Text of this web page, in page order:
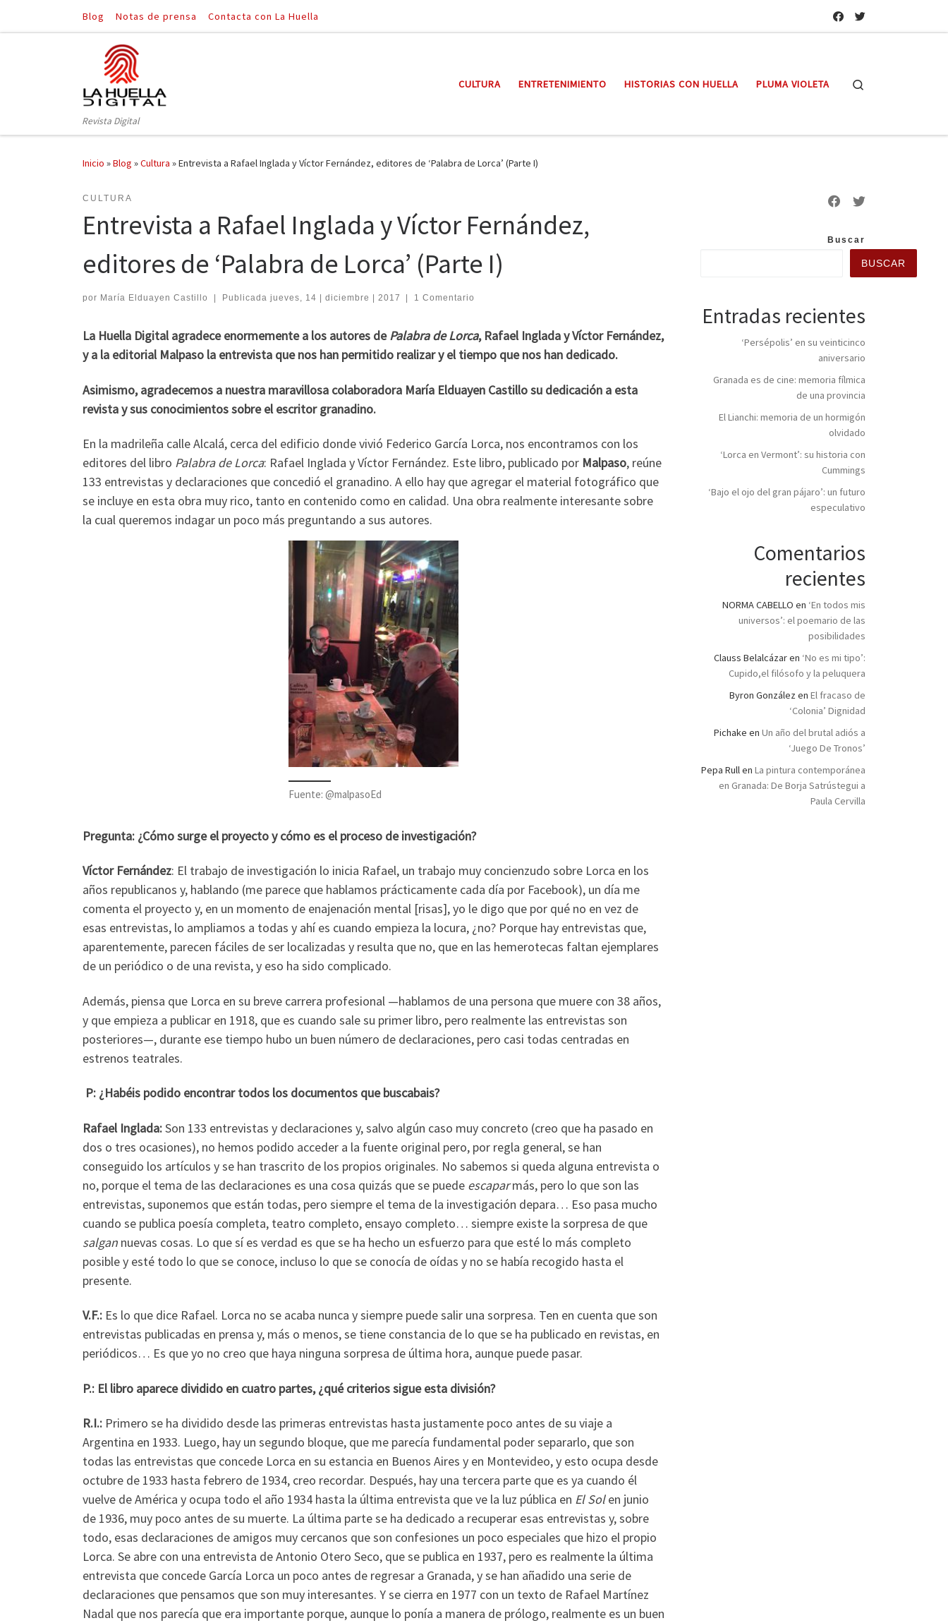
Saltar al contenido
Blog Notas de prensa Contacta con La Huella
Revista Digital
CULTURA ENTRETENIMIENTO HISTORIAS CON HUELLA PLUMA VIOLETA
Inicio »Blog »Cultura »Entrevista a Rafael Inglada y Víctor Fernández, editores de ‘Palabra de Lorca’ (Parte I)
CULTURA
Entrevista a Rafael Inglada y Víctor Fernández,
editores de ‘Palabra de Lorca’ (Parte I)
por María Elduayen Castillo Publicada jueves, 14 | diciembre | 2017 1 Comentario
La Huella Digital agradece enormemente a los autores dePalabra de Lorca, Rafael Inglada y Víctor Fernández,
y a la editorial Malpaso la entrevista que nos han permitido realizar y el tiempo que nos han dedicado.
Asimismo, agradecemos a nuestra maravillosa colaboradora María Elduayen Castillo su dedicación a esta
revista y sus conocimientos sobre el escritor granadino.
En la madrileña calle Alcalá, cerca del edificio donde vivió Federico García Lorca, nos encontramos con los
editores del libro Palabra de Lorca: Rafael Inglada y Víctor Fernández. Este libro, publicado por Malpaso, reúne
133 entrevistas y declaraciones que concedió el granadino. A ello hay que agregar el material fotográfico que
se incluye en esta obra muy rico, tanto en contenido como en calidad. Una obra realmente interesante sobre
la cual queremos indagar un poco más preguntando a sus autores.
Fuente: @malpasoEd
Pregunta: ¿Cómo surge el proyecto y cómo es el proceso de investigación?
Víctor Fernández: El trabajo de investigación lo inicia Rafael, un trabajo muy concienzudo sobre Lorca en los
años republicanos y, hablando (me parece que hablamos prácticamente cada día por Facebook), un día me
comenta el proyecto y, en un momento de enajenación mental [risas], yo le digo que por qué no en vez de
esas entrevistas, lo ampliamos a todas y ahí es cuando empieza la locura, ¿no? Porque hay entrevistas que,
aparentemente, parecen fáciles de ser localizadas y resulta que no, que en las hemerotecas faltan ejemplares
de un periódico o de una revista, y eso ha sido complicado.
Además, piensa que Lorca en su breve carrera profesional —hablamos de una persona que muere con 38 años,
y que empieza a publicar en 1918, que es cuando sale su primer libro, pero realmente las entrevistas son
posteriores—, durante ese tiempo hubo un buen número de declaraciones, pero casi todas centradas en
estrenos teatrales.
P: ¿Habéis podido encontrar todos los documentos que buscabais?
Rafael Inglada:Son 133 entrevistas y declaraciones y, salvo algún caso muy concreto (creo que ha pasado en
dos o tres ocasiones), no hemos podido acceder a la fuente original pero, por regla general, se han
conseguido los artículos y se han trascrito de los propios originales. No sabemos si queda alguna entrevista o
no, porque el tema de las declaraciones es una cosa quizás que se puede escaparmás, pero lo que son las
entrevistas, suponemos que están todas, pero siempre el tema de la investigación depara… Eso pasa mucho
cuando se publica poesía completa, teatro completo, ensayo completo… siempre existe la sorpresa de que
salgan nuevas cosas. Lo que sí es verdad es que se ha hecho un esfuerzo para que esté lo más completo
posible y esté todo lo que se conoce, incluso lo que se conocía de oídas y no se había recogido hasta el
presente.
V.F.: Es lo que dice Rafael. Lorca no se acaba nunca y siempre puede salir una sorpresa. Ten en cuenta que son
entrevistas publicadas en prensa y, más o menos, se tiene constancia de lo que se ha publicado en revistas, en
periódicos… Es que yo no creo que haya ninguna sorpresa de última hora, aunque puede pasar.
P.: El libro aparece dividido en cuatro partes, ¿qué criterios sigue esta división?
R.I.: Primero se ha dividido desde las primeras entrevistas hasta justamente poco antes de su viaje a
Argentina en 1933. Luego, hay un segundo bloque, que me parecía fundamental poder separarlo, que son
todas las entrevistas que concede Lorca en su estancia en Buenos Aires y en Montevideo, y esto ocupa desde
octubre de 1933 hasta febrero de 1934, creo recordar. Después, hay una tercera parte que es ya cuando él
vuelve de América y ocupa todo el año 1934 hasta la última entrevista que ve la luz pública en El Solen junio
de 1936, muy poco antes de su muerte. La última parte se ha dedicado a recuperar esas entrevistas y, sobre
todo, esas declaraciones de amigos muy cercanos que son confesiones un poco especiales que hizo el propio
Lorca. Se abre con una entrevista de Antonio Otero Seco, que se publica en 1937, pero es realmente la última
entrevista que concede García Lorca un poco antes de regresar a Granada, y se han añadido una serie de
declaraciones que pensamos que son muy interesantes. Y se cierra en 1977 con un texto de Rafael Martínez
Nadal que nos parecía que era importante porque, aunque lo ponía a manera de prólogo, realmente es un buen
Buscar
BUSCAR
Entradas recientes
‘Persépolis’ en su veinticinco
aniversario
Granada es de cine: memoria fílmica
de una provincia
El Lianchi: memoria de un hormigón
olvidado
‘Lorca en Vermont’: su historia con
Cummings
‘Bajo el ojo del gran pájaro’: un futuro
especulativo
Comentarios
recientes
NORMA CABELLO en ‘En todos mis
universos’: el poemario de las
posibilidades
Clauss Belalcázaren ‘No es mi tipo’:
Cupido,el filósofo y la peluquera
Byron González en El fracaso de
‘Colonia’ Dignidad
Pichake en Un año del brutal adiós a
‘Juego De Tronos’
Pepa Rullen La pintura contemporánea
en Granada: De Borja Satrústegui a
Paula Cervilla